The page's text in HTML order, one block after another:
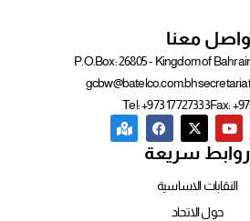
معنا
P.O.Box: 26805 - Kingdom of
gcbw@batelco.com.bh
Tel: +973 17727333Fax:
روابط سريعة
النقابات الاساسية
حول الاتحاد